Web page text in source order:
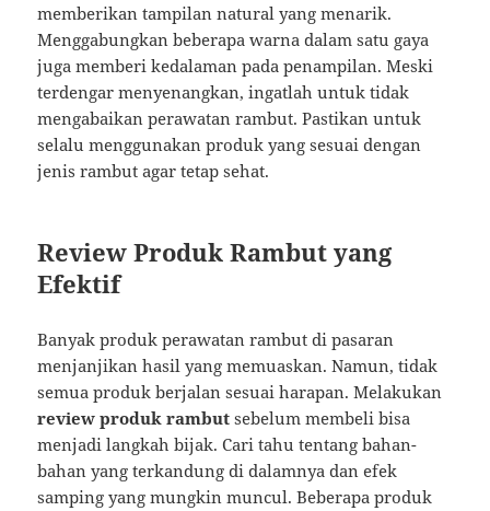
memberikan tampilan natural yang menarik.
Menggabungkan beberapa warna dalam satu gaya
juga memberi kedalaman pada penampilan. Meski
terdengar menyenangkan, ingatlah untuk tidak
mengabaikan perawatan rambut. Pastikan untuk
selalu menggunakan produk yang sesuai dengan
jenis rambut agar tetap sehat.
Review Produk Rambut yang
Efektif
Banyak produk perawatan rambut di pasaran
menjanjikan hasil yang memuaskan. Namun, tidak
semua produk berjalan sesuai harapan. Melakukan
review produk rambut sebelum membeli bisa
menjadi langkah bijak. Cari tahu tentang bahan-
bahan yang terkandung di dalamnya dan efek
samping yang mungkin muncul. Beberapa produk